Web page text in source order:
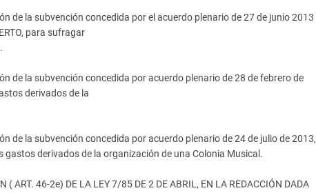
de la subvención concedida por el acuerdo plenario de 27 de junio 2013
para sufragar
de la subvención concedida por acuerdo plenario de 28 de febrero de
derivados de la
de la subvención concedida por acuerdo plenario de 24 de julio de 2013,
gastos derivados de la organización de una Colonia Musical.
( ART. 46-2e) DE LA LEY 7/85 DE 2 DE ABRIL, EN LA REDACCIÓN DADA